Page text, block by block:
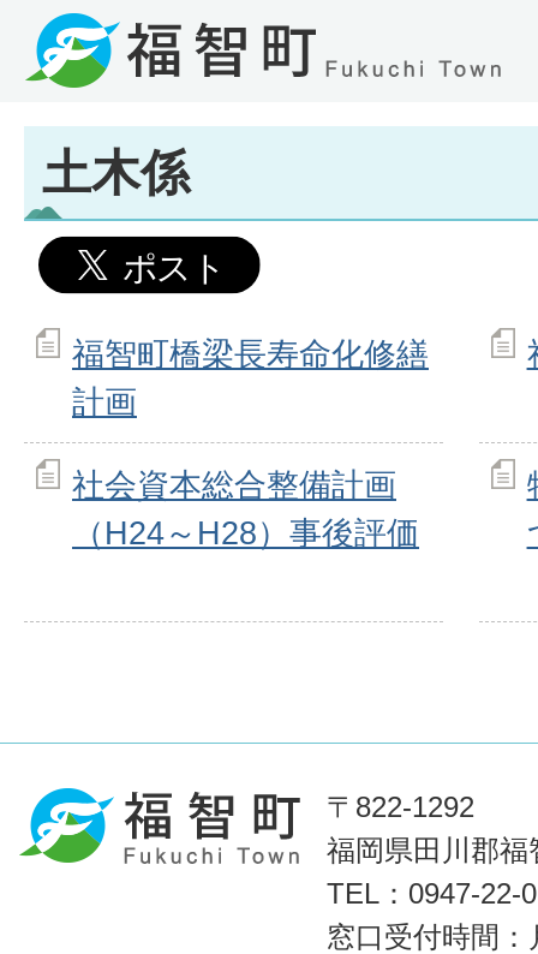
土木係
福智町橋梁長寿命化修繕
計画
社会資本総合整備計画
（H24～H28）事後評価
〒822-1292
福岡県田川郡福
TEL：0947-22-
窓口受付時間